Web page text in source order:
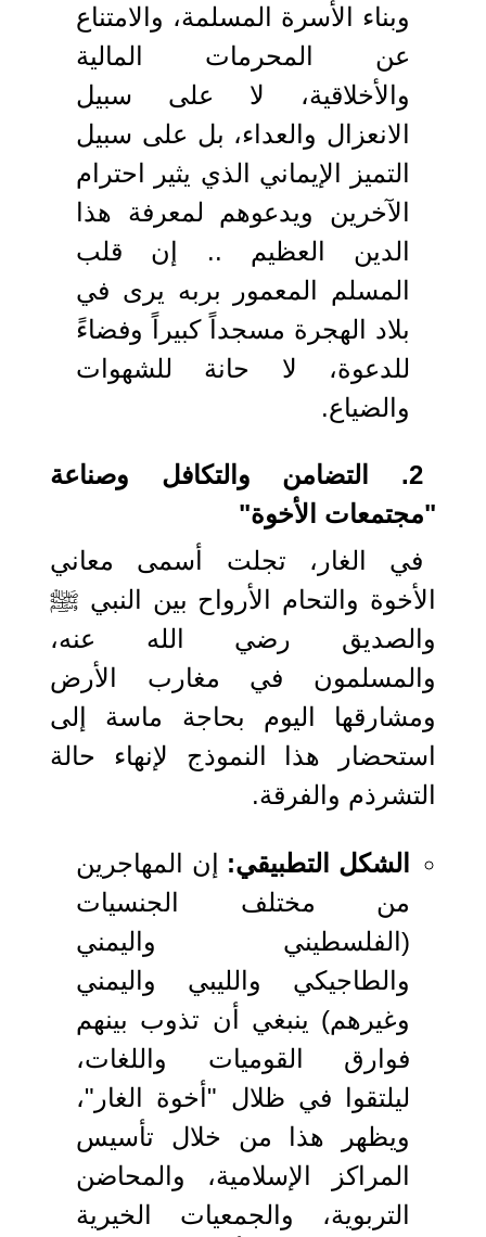
وبناء الأسرة المسلمة، والامتناع
عن المحرمات المالية
والأخلاقية، لا على سبيل
الانعزال والعداء، بل على سبيل
التميز الإيماني الذي يثير احترام
الآخرين ويدعوهم لمعرفة هذا
الدين العظيم .. إن قلب
المسلم المعمور بربه يرى في
بلاد الهجرة مسجداً كبيراً وفضاءً
للدعوة، لا حانة للشهوات
والضياع.
2. التضامن والتكافل وصناعة
"مجتمعات الأخوة"
في الغار، تجلت أسمى معاني
الأخوة والتحام الأرواح بين النبي ﷺ
والصديق رضي الله عنه،
والمسلمون في مغارب الأرض
ومشارقها اليوم بحاجة ماسة إلى
استحضار هذا النموذج لإنهاء حالة
التشرذم والفرقة.
الشكل التطبيقي: إن المهاجرين
من مختلف الجنسيات
(الفلسطيني واليمني
والطاجيكي والليبي واليمني
وغيرهم) ينبغي أن تذوب بينهم
فوارق القوميات واللغات،
ليلتقوا في ظلال "أخوة الغار"،
ويظهر هذا من خلال تأسيس
المراكز الإسلامية، والمحاضن
التربوية، والجمعيات الخيرية